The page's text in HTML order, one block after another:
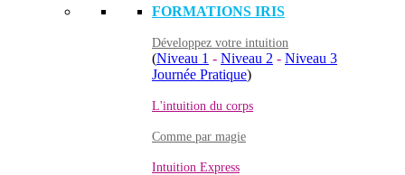
FORMATIONS IRIS
Développez votre intuition
(Niveau 1 - Niveau 2 - Niveau 3
Journée Pratique)
L'intuition du corps
Comme par magie
Intuition Express